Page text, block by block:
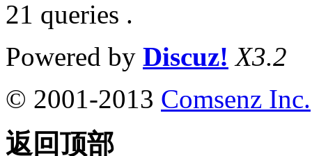
21 queries .
Powered by Discuz! X3.2
© 2001-2013 Comsenz Inc.
返回顶部